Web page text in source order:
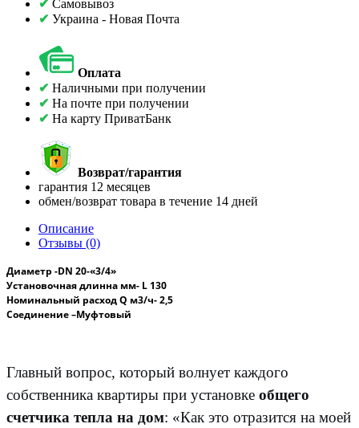
✔ Самовывоз
✔ Украина - Новая Почта
Оплата
✔ Наличными при получении
✔ На почте при получении
✔ На карту ПриватБанк
Возврат/гарантия
гарантия 12 месяцев
обмен/возврат товара в течение 14 дней
Описание
Отзывы (0)
Диаметр -DN 20-«3/4»
Установочная длинна мм- L 130
Номинальный расходQ м3/ч- 2,5
Соединение –Муфтовый
Главный вопрос, который волнует каждого
собственника квартиры при установке общего
счетчика тепла на дом: «Как это отразится на моей